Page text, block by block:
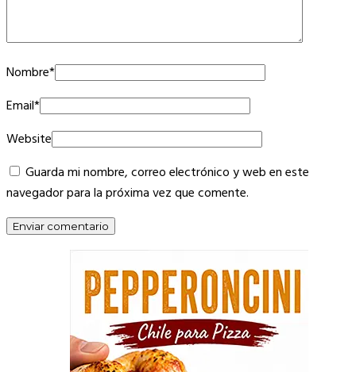
Nombre*
Email*
Website
Guarda mi nombre, correo electrónico y web en este
navegador para la próxima vez que comente.